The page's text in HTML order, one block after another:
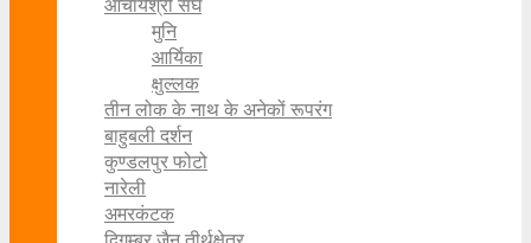
मुनि
आर्यिका
क्षुल्लक
तीन लोक के नाथ के अनेकों रूपरंग
बाहुबली दर्शन
कुण्डलपुर फोटो
नारेली
अमरकंटक